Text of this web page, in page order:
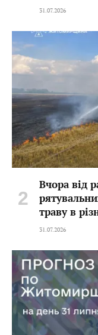
31.07.2026
Вчора від
траву в
31.07.2026